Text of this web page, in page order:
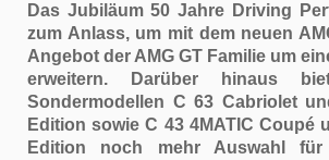
Das Jubiläum 50 Jahre Driving
zum Anlass, um mit dem neuen
Angebot der AMG GT Familie um
erweitern. Darüber hinaus
Sondermodellen C 63 Cabriolet
Edition sowie C 43 4MATIC Coupé
Edition noch mehr Auswahl